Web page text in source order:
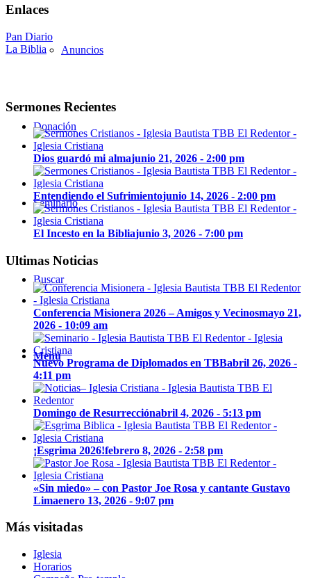
Anuncios
Donación
Seminario
Buscar
Menú
Enlaces
Pan Diario
La Biblia
Sermones Recientes
Dios guardó mi almajunio 21, 2026 - 2:00 pm
Entendiendo el Sufrimientojunio 14, 2026 - 2:00 pm
El Incesto en la Bibliajunio 3, 2026 - 7:00 pm
Ultimas Noticias
Conferencia Misionera 2026 – Amigos y Vecinosmayo 21,
2026 - 10:09 am
Nuevo Programa de Diplomados en TBBabril 26, 2026 -
4:11 pm
Domingo de Resurrecciónabril 4, 2026 - 5:13 pm
¡Esgrima 2026!febrero 8, 2026 - 2:58 pm
«Sin miedo» – con Pastor Joe Rosa y cantante Gustavo
Limaenero 13, 2026 - 9:07 pm
Más visitadas
Iglesia
Horarios